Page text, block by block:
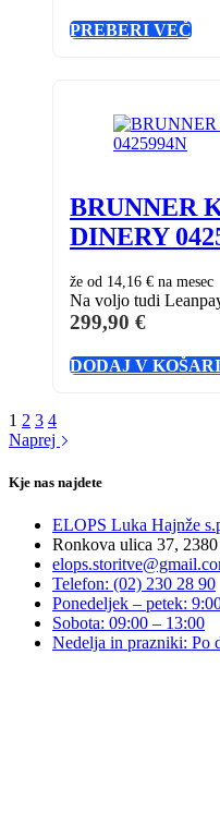
PREBERI VEČ
BRUNNER
DINERY
že od 14,16 € na mesec
Na voljo tudi
299,90 €
DODAJ V
1 2 3 4
Naprej
Kje nas najdete
ELOPS Luka Hajnže
Ronkova ulica 37,
Telefon: (02) 230 28 90
Ponedeljek – petek:
Sobota: 09:00 – 13:00
Nedelja in prazniki: Po